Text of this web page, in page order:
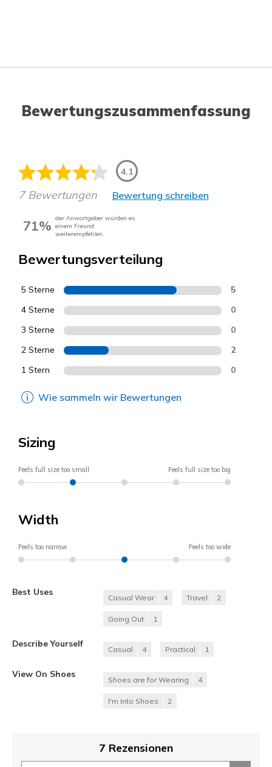
Bewertungszusammenfassung
4.1
7 Bewertungen Bewertung schreiben
71% der Anwortgeber würden es
einem Freund
weiterempfehlen.
Bewertungsverteilung
5 Sterne 5
4 Sterne 0
3 Sterne 0
2 Sterne 2
1 Stern 0
Wie sammeln wir Bewertungen
Sizing
Feels full size too small Feels full size too big
Width
Feels too narrow Feels too wide
Best Uses
Casual Wear 4 Travel 2
Going Out 1
Describe Yourself
Casual 4 Practical 1
View On Shoes
Shoes are for Wearing 4
I'm Into Shoes 2
7 Rezensionen